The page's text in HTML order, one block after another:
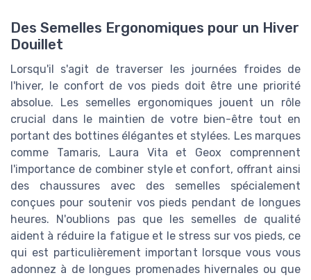
Des Semelles Ergonomiques pour un Hiver
Douillet
Lorsqu'il s'agit de traverser les journées froides de
l'hiver, le confort de vos pieds doit être une priorité
absolue. Les semelles ergonomiques jouent un rôle
crucial dans le maintien de votre bien-être tout en
portant des bottines élégantes et stylées. Les marques
comme Tamaris, Laura Vita et Geox comprennent
l'importance de combiner style et confort, offrant ainsi
des chaussures avec des semelles spécialement
conçues pour soutenir vos pieds pendant de longues
heures. N'oublions pas que les semelles de qualité
aident à réduire la fatigue et le stress sur vos pieds, ce
qui est particulièrement important lorsque vous vous
adonnez à de longues promenades hivernales ou que